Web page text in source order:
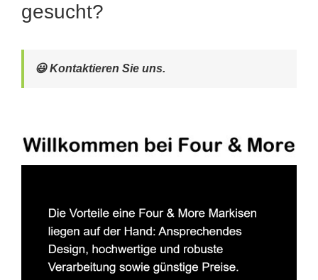
gesucht?
😃 Kontaktieren Sie uns.